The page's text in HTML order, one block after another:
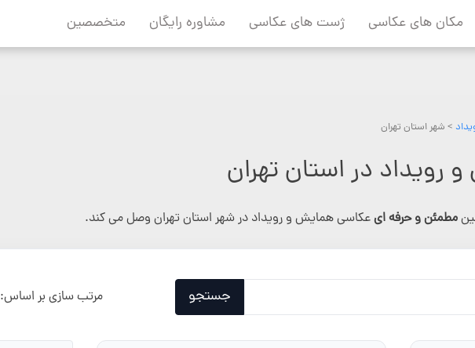
مکان های عکاسی ژست های عکاسی مشاوره رایگان متخصصین
> شهر استان تهران
در استان تهران
مطمئن و حرفه ایعکاسی همایش و رویداد در شهر استان تهران وصل می کند.
جستجو مرتب سازی بر اساس: